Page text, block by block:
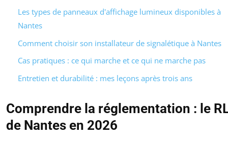
Les types de panneaux d'affichage lumineux disponibles à
Nantes
Comment choisir son installateur de signalétique à Nantes
Cas pratiques : ce qui marche et ce qui ne marche pas
Entretien et durabilité : mes leçons après trois ans
Comprendre la réglementation : le
de Nantes en 2026